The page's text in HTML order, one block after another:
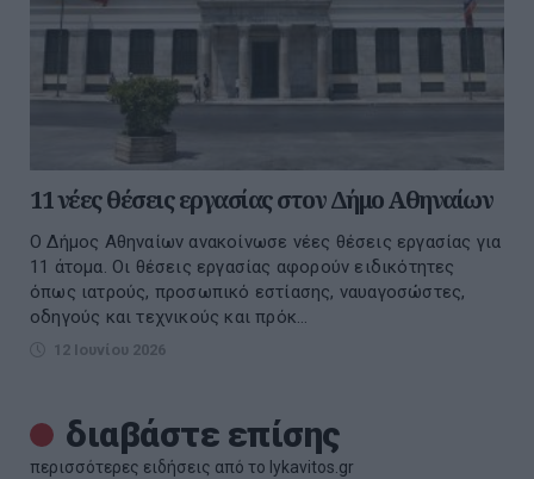
11 νέες θέσεις εργασίας στον Δήμο Αθηναίων
Ο Δήμος Αθηναίων ανακοίνωσε νέες θέσεις εργασίας για
11 άτομα. Οι θέσεις εργασίας αφορούν ειδικότητες
όπως ιατρούς, προσωπικό εστίασης, ναυαγοσώστες,
οδηγούς και τεχνικούς και πρόκ...
12 Ιουνίου 2026
διαβάστε επίσης
περισσότερες ειδήσεις από το lykavitos.gr